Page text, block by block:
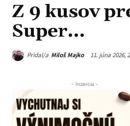
Z 9 kusov
Super…
Pridal/a Miloš Majko 11. júna 2026,
- Inzercia -